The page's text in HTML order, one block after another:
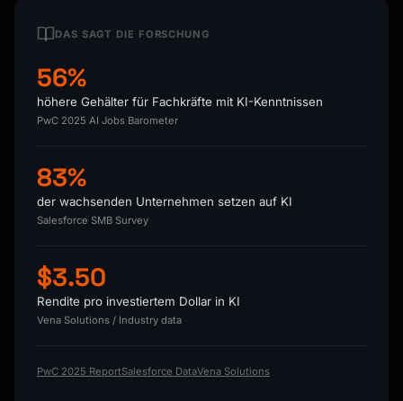
DAS SAGT DIE FORSCHUNG
56%
höhere Gehälter für Fachkräfte mit KI-Kenntnissen
PwC 2025 AI Jobs Barometer
83%
der wachsenden Unternehmen setzen auf KI
Salesforce SMB Survey
$3.50
Rendite pro investiertem Dollar in KI
Vena Solutions / Industry data
PwC 2025 ReportSalesforce DataVena Solutions